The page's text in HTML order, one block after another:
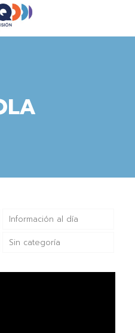
Información al día
Sin categoría